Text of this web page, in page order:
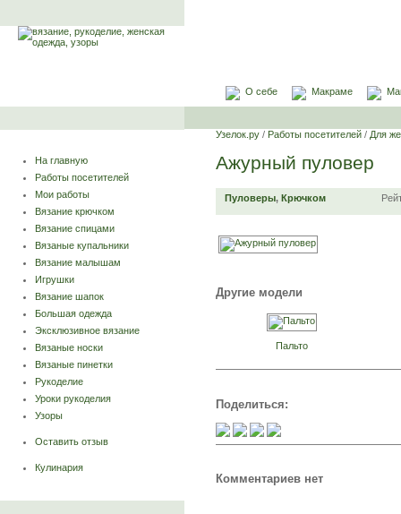
О себе Макраме
На главную
Работы посетителей
Мои работы
Вязание крючком
Вязание спицами
Вязаные купальники
Вязание малышам
Игрушки
Вязание шапок
Большая одежда
Эксклюзивное вязание
Вязаные носки
Вязаные пинетки
Рукоделие
Уроки рукоделия
Узоры
Оставить отзыв
Кулинария
Узелок.ру / Работы посетителей / Для
Ажурный пуловер
Пуловеры, Крючком
Другие модели
Пальто
Поделиться:
Комментариев нет